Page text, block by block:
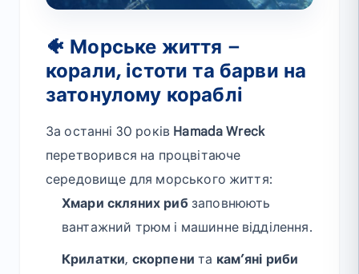
🐠 Морське життя –
корали, істоти та барви на
затонулому кораблі
За останні 30 років Hamada Wreck
перетворився на процвітаюче
середовище для морського життя:
Хмари скляних рибзаповнюють
вантажний трюм і машинне відділення.
Крилатки, скорпени та кам’яні риби